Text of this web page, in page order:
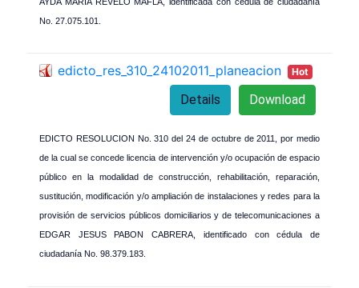
No. 27.075.101.
edicto_res_310_24102011_planeacion Hot
Download
Details
EDICTO RESOLUCION No. 310 del 24 de octubre de 2011, por medio
de la cual se concede licencia de intervención y/o ocupación de espacio
público en la modalidad de construcción, rehabilitación, reparación,
sustitución, modificación y/o ampliación de instalaciones y redes para la
provisión de servicios públicos domiciliarios y de telecomunicaciones a
EDGAR JESUS PABON CABRERA, identificado con cédula de
ciudadanía No. 98.379.183.